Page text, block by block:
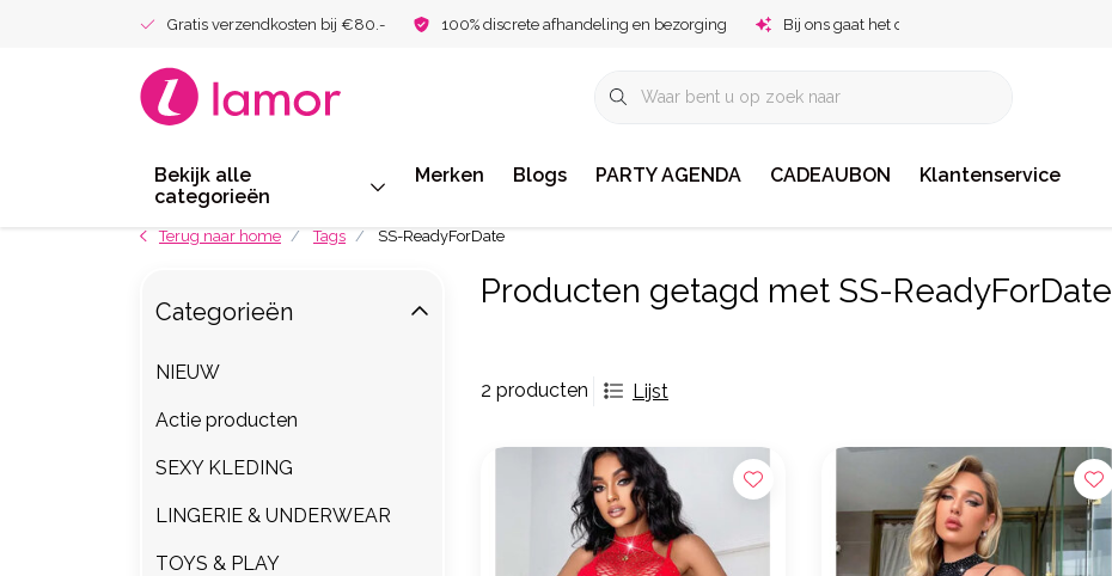
Gratis verzendkosten bij €80.- 100% discrete afhandeling en bezorging Bij ons gaat het om jou!
Bekijk alle
categorieën
Merken Blogs PARTY AGENDA CADEAUBON Klantenservice
Terug naar home Tags SS-ReadyForDate
Producten getagd met SS-ReadyForDate
2 producten Lijst
Categorieën
NIEUW
Actie producten
SEXY KLEDING
LINGERIE & UNDERWEAR
TOYS & PLAY